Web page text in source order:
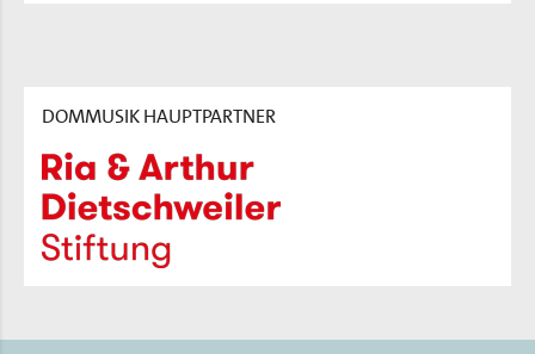
DOMMUSIK HAUPTPARTNER